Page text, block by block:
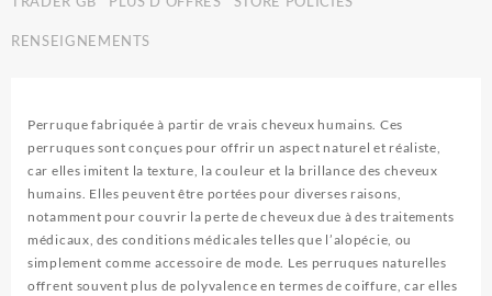
RENSEIGNEMENTS
Perruque fabriquée à partir de vrais cheveux humains. Ces
perruques sont conçues pour offrir un aspect naturel et réaliste,
car elles imitent la texture, la couleur et la brillance des cheveux
humains. Elles peuvent être portées pour diverses raisons,
notamment pour couvrir la perte de cheveux due à des traitements
médicaux, des conditions médicales telles que l’alopécie, ou
simplement comme accessoire de mode. Les perruques naturelles
offrent souvent plus de polyvalence en termes de coiffure, car elles